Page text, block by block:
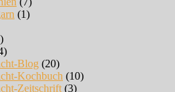
(1)
Blog (20)
Kochbuch (10)
Zeitschrift (3)